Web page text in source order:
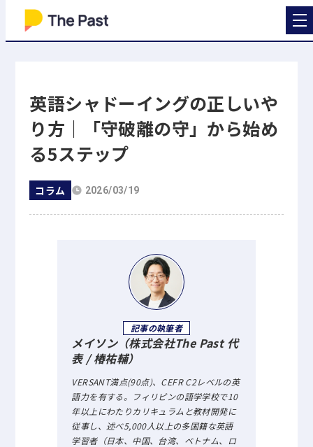
英語シャドーイングの正しいや
り方｜「守破離の守」から始め
る5ステップ
コラム 2026/03/19
記事の執筆者
メイソン（株式会社The Past 代
表 / 椿祐輔）
VERSANT満点(90点)、CEFR C2レベルの英
語力を有する。フィリピンの語学学校で10
年以上にわたりカリキュラムと教材開発に
従事し、述べ5,000人以上の多国籍な英語
学習者（日本、中国、台湾、ベトナム、ロ